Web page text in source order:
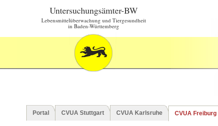
Untersuchungsämter-BW
Lebensmittelüberwachung und Tiergesundheit
in Baden-Württemberg
Portal CVUA Stuttgart CVUA Karlsruhe CVUA Freiburg